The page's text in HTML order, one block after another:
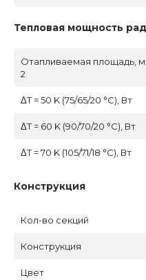
Тепловая мощность
Отапливаемая площадь, м
2
ΔT = 50 K (75/65/20 °C), Вт
ΔT = 60 K (90/70/20 °C), Вт
ΔT = 70 K (105/71/18 °C), Вт
Конструкция
Кол-во секций
Конструкция
Цвет